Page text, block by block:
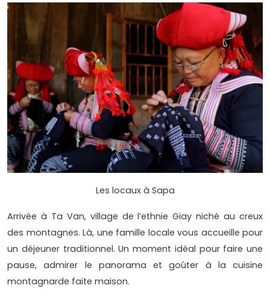
Les locaux à Sapa
Arrivée à Ta Van, village de l’ethnie Giay niché au creux
des montagnes. Là, une famille locale vous accueille pour
un déjeuner traditionnel. Un moment idéal pour faire une
pause, admirer le panorama et goûter à la cuisine
montagnarde faite maison.